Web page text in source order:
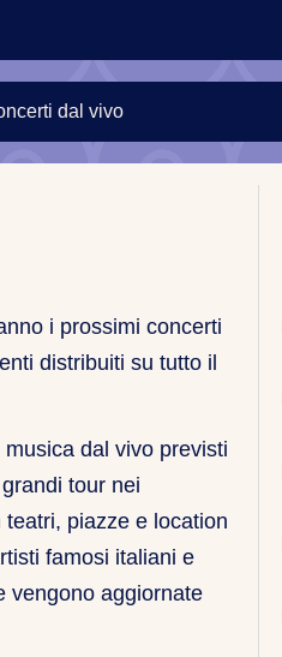
dal vivo
i prossimi concerti
distribuiti su tutto il
dal vivo previsti
tour nei
piazze e location
famosi italiani e
vengono aggiornate